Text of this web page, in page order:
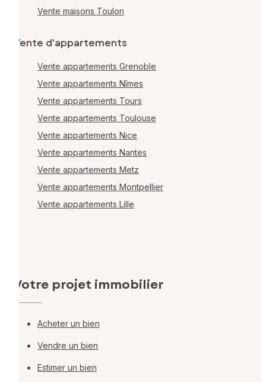
Vente maisons Toulon
Vente d'appartements
Vente appartements Grenoble
Vente appartements Nîmes
Vente appartements Tours
Vente appartements Toulouse
Vente appartements Nice
Vente appartements Nantes
Vente appartements Metz
Vente appartements Montpellier
Vente appartements Lille
Votre projet immobilier
Acheter un bien
Vendre un bien
Estimer un bien